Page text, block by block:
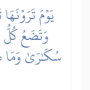
يَوۡمَ
وَتَضَعُ كُلُّ
سُكَٰرَىٰ وَمَا